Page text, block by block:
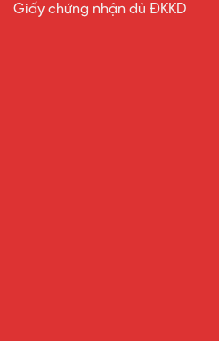
Giấy chứng nhận đủ ĐKKD